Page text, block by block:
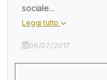
sociale...
Leggi tutto
06/07/2017